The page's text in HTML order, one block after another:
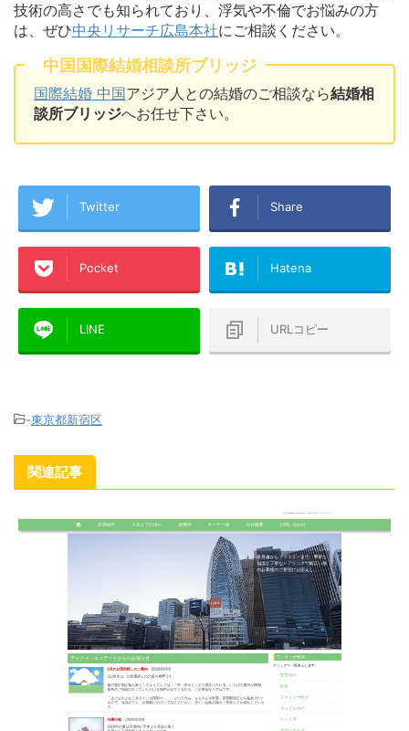
技術の高さでも知られており、浮気や不倫でお悩みの方
は、ぜひ中央リサーチ広島本社にご相談ください。
中国国際結婚相談所ブリッジ
国際結婚 中国アジア人との結婚のご相談なら結婚相
談所ブリッジへお任せ下さい。
Twitter Share
Pocket Hatena
LINE URLコピー
-東京都新宿区
関連記事